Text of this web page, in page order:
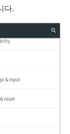
다.